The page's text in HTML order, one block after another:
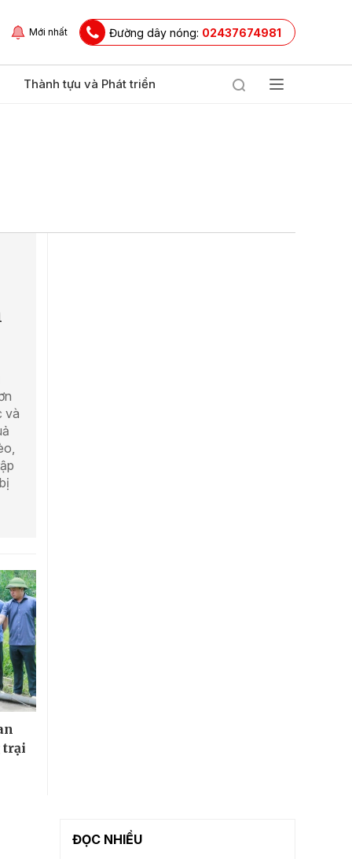
Mới nhất Đường dây nóng: 02437674981
Thành tựu và Phát triển
và
trại
ĐỌC NHIỀU